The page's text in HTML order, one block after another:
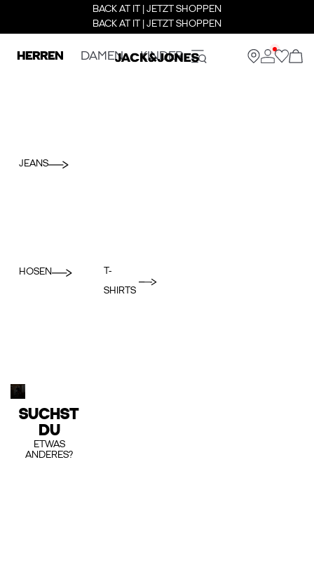
BACK AT IT | JETZT SHOPPEN
BACK AT IT | JETZT SHOPPEN
HERREN DAMEN KINDER
JEANS
HOSEN
T-
SHIRTS
SUCHST
DU
ETWAS
ANDERES?